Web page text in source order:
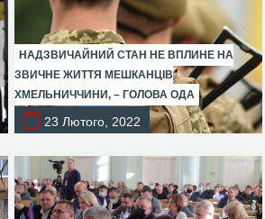
НАДЗВИЧАЙНИЙ СТАН НЕ ВПЛИНЕ НА
ЗВИЧНЕ ЖИТТЯ МЕШКАНЦІВ
ХМЕЛЬНИЧЧИНИ, – ГОЛОВА ОДА
23 Лютого, 2022